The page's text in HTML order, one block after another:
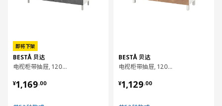
即将下架
BESTÅ 贝达
电视柜带抽屉, 120x42x48 厘米
¥1,169.00
¥ 1169.00
BESTÅ 贝达
电视柜带抽屉, 120x42x48 厘米
¥1,129.00
¥ 1129.00